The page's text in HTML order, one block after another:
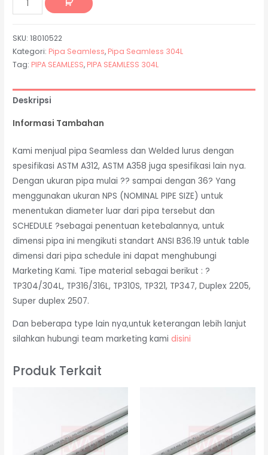
SKU:18010522
Kategori: Pipa Seamless, Pipa Seamless 304L
Tag: PIPA SEAMLESS, PIPA SEAMLESS 304L
Deskripsi
Informasi Tambahan
Kami menjual pipa Seamless dan Welded lurus dengan
spesifikasi ASTM A312, ASTM A358 juga spesifikasi lain nya.
Dengan ukuran pipa mulai ?? sampai dengan 36? Yang
menggunakan ukuran NPS (NOMINAL PIPE SIZE) untuk
menentukan diameter luar dari pipa tersebut dan
SCHEDULE ?sebagai penentuan ketebalannya, untuk
dimensi pipa ini mengikuti standart ANSI B36.19 untuk table
dimensi dari pipa schedule ini dapat menghubungi
Marketing Kami. Tipe material sebagai berikut : ?
TP304/304L, TP316/316L, TP310S, TP321, TP347, Duplex 2205,
Super duplex 2507.
Dan beberapa type lain nya,untuk keterangan lebih lanjut
silahkan hubungi team marketing kami disini
Produk Terkait